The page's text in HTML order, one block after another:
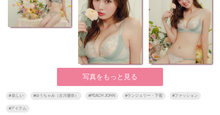
写真をもっと見る
#欲しい #ゆうちゃみ（古川優奈） #PEACH JOHN #ランジェリー・下着 #ファッション
#アイテム